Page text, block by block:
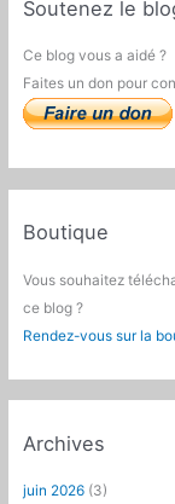
Soutenez le
Ce blog vous a aidé ?
Faites un don pour
Boutique
Vous souhaitez
ce blog ?
Rendez-vous sur la
Archives
juin 2026 (3)